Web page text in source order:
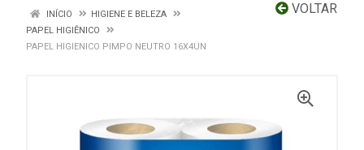
VOLTAR
INÍCIO
HIGIENE E BELEZA
PAPEL HIGIÊNICO
PAPEL HIGIENICO PIMPO NEUTRO 16X4UN